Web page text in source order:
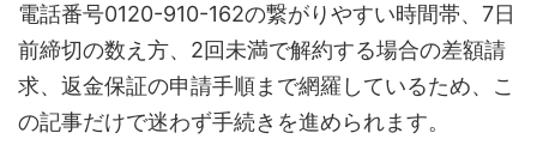
電話番号0120-910-162の繋がりやすい時間帯、7日
前締切の数え方、2回未満で解約する場合の差額請
求、返金保証の申請手順まで網羅しているため、こ
の記事だけで迷わず手続きを進められます。